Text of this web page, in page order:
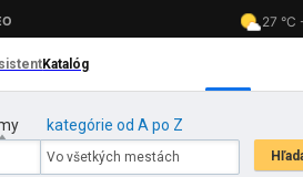
kategórie od A po Z